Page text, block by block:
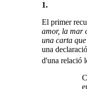
1.
El primer
amor, la mar
una carta
una
d'una relació